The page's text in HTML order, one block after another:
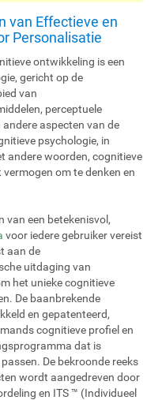
van Effectieve en
Personalisatie
ontwikkeling is een
gericht op de
van
perceptuele
aspecten van de
psychologie, in
andere woorden, cognitieve
om te denken en
van een betekenisvol,
voor iedere gebruiker vereist
aan de
uitdaging van
het unieke cognitieve
De baanbrekende
en gepatenteerd,
cognitieve profiel en
dat is
De bekroonde reeks
wordt aangedreven door
en ITS ™ (Individueel